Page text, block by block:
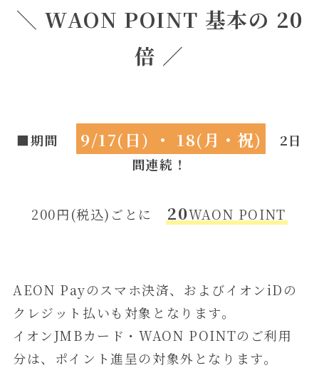
＼ WAON POINT 基本の 20
倍 ／
■期間 9/17(日) ・ 18(月・祝) 2日
間連続！
200円(税込)ごとに 20WAON POINT
AEON Payのスマホ決済、およびイオンiDの
クレジット払いも対象となります。
イオンJMBカード・WAON POINTのご利用
分は、ポイント進呈の対象外となります。